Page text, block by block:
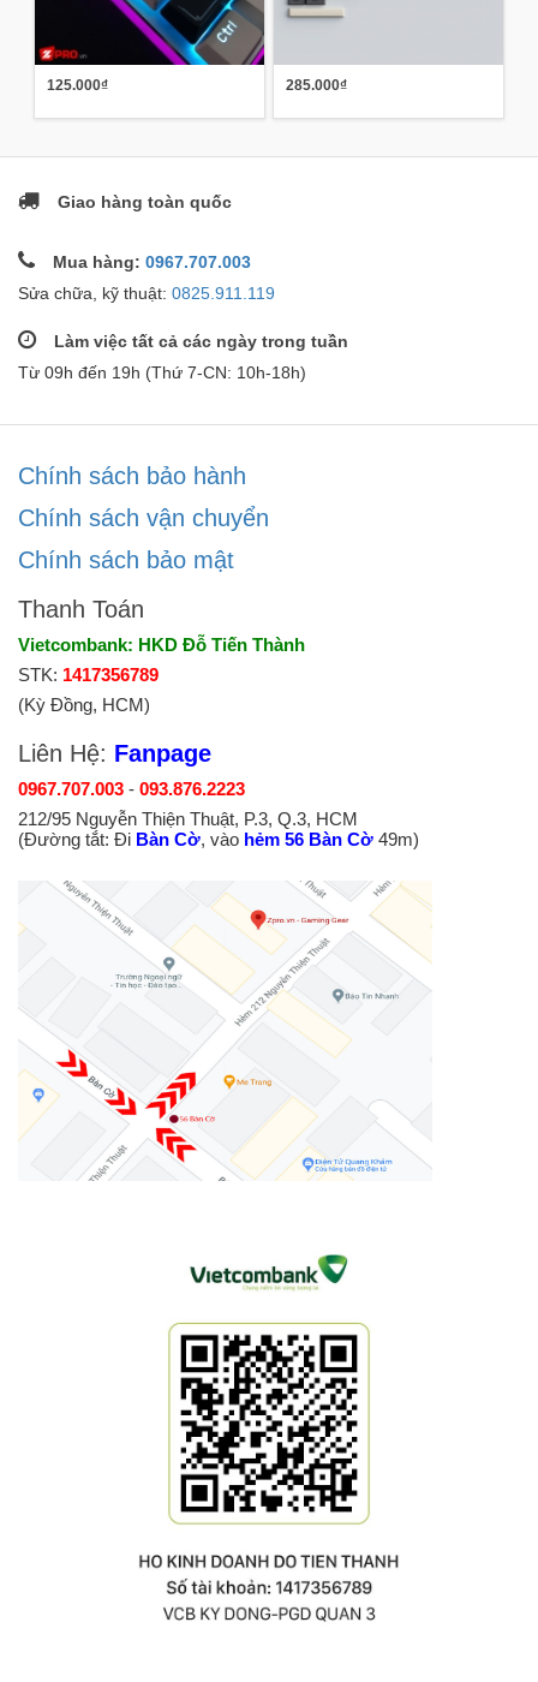
125.000₫ 285.000₫
Giao hàng toàn quốc
Mua hàng: 0967.707.003
Sửa chữa, kỹ thuật: 0825.911.119
Làm việc tất cả các ngày trong tuần
Từ 09h đến 19h (Thứ 7-CN: 10h-18h)
Chính sách bảo hành
Chính sách vận chuyển
Chính sách bảo mật
Thanh Toán
Vietcombank: HKD Đỗ Tiến Thành
STK: 1417356789
(Kỳ Đồng, HCM)
Liên Hệ: Fanpage
0967.707.003 - 093.876.2223
212/95 Nguyễn Thiện Thuật, P.3, Q.3, HCM
(Đường tắt: Đi Bàn Cờ, vào hẻm 56 Bàn Cờ 49m)